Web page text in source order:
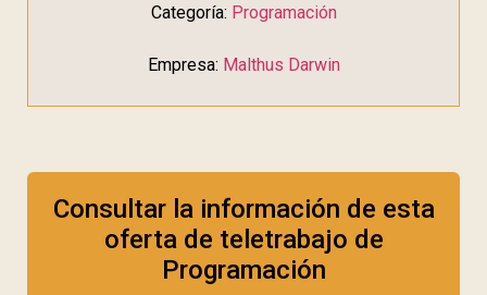
Categoría: Programación
Empresa: Malthus Darwin
Consultar la información de esta
oferta de teletrabajo de
Programación